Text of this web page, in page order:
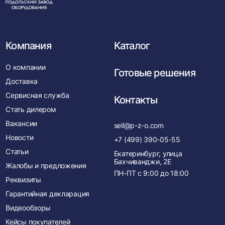
Компания
О компании
Доставка
Сервисная служба
Стать дилером
Вакансии
Новости
Статьи
Жалобы и предложения
Реквизиты
Гарантийная декларация
Видеообзоры
Кейсы покупателей
Каталог
Готовые решения
Контакты
sell@p-z-o.com
+7 (499) 390-05-55
Екатеринбург, улица
Бахчиванджи, 2Е
ПН-ПТ с 9:00 до 18:00